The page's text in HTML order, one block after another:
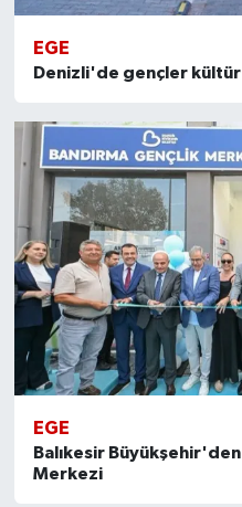
EGE
Denizli'de gençler
EGE
Balıkesir
Merkezi